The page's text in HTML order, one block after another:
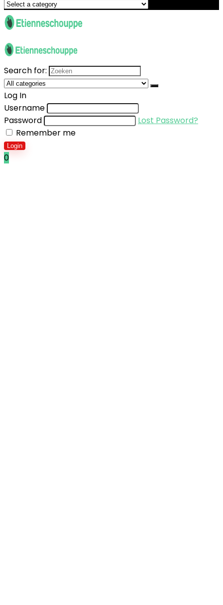
Search for:
Log In
Username
Password
Lost Password?
Remember me
Login
0